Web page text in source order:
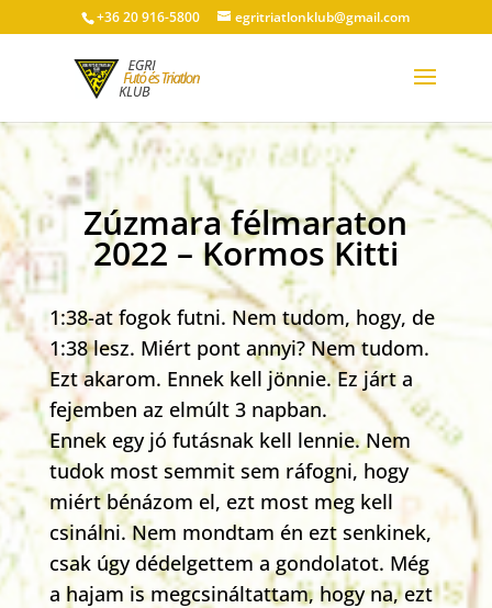
+36 20 916-5800 egritriatlonklub@gmail.com
Zúzmara félmaraton
2022 – Kormos Kitti
1:38-at fogok futni. Nem tudom, hogy, de
1:38 lesz. Miért pont annyi? Nem tudom.
Ezt akarom. Ennek kell jönnie. Ez járt a
fejemben az elmúlt 3 napban.
Ennek egy jó futásnak kell lennie. Nem
tudok most semmit sem ráfogni, hogy
miért bénázom el, ezt most meg kell
csinálni. Nem mondtam én ezt senkinek,
csak úgy dédelgettem a gondolatot. Még
a hajam is megcsináltattam, hogy na, ezt